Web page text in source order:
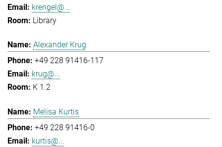
krengel@...
Library
Alexander Krug
+49 228 91416-117
krug@...
K 1.2
Melisa Kurtis
+49 228 91416-0
kurtis@...